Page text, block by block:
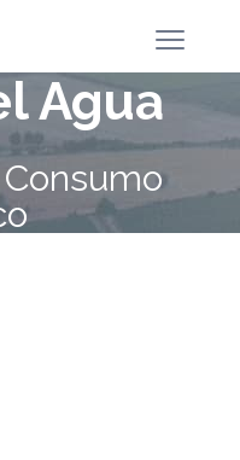
Agua